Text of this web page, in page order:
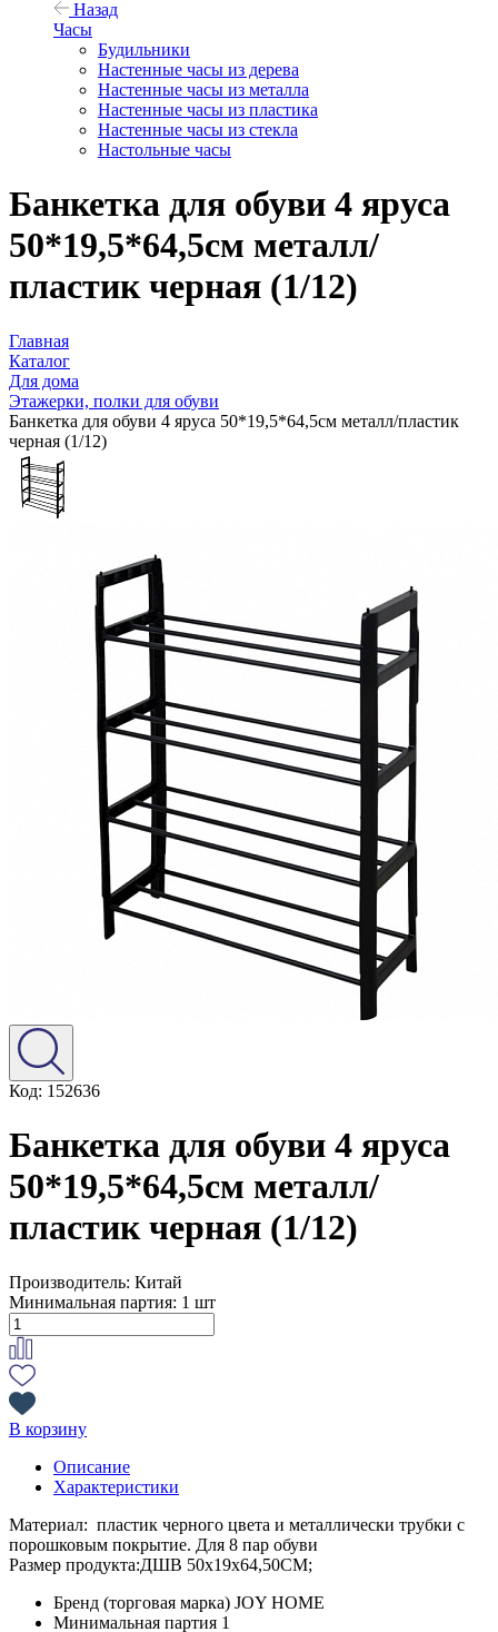
Назад
Часы
Будильники
Настенные часы из дерева
Настенные часы из металла
Настенные часы из пластика
Настенные часы из стекла
Настольные часы
Банкетка для обуви 4 яруса
50*19,5*64,5см металл/
пластик черная (1/12)
Главная
Каталог
Для дома
Этажерки, полки для обуви
Банкетка для обуви 4 яруса 50*19,5*64,5см металл/пластик
черная (1/12)
Код: 152636
Банкетка для обуви 4 яруса
50*19,5*64,5см металл/
пластик черная (1/12)
Производитель: Китай
Минимальная партия: 1 шт
В корзину
Описание
Характеристики
Материал: пластик черного цвета и металлически трубки с
порошковым покрытие. Для 8 пар обуви
Размер продукта:ДШВ 50х19х64,50CM;
Бренд (торговая марка) JOY HOME
Минимальная партия 1